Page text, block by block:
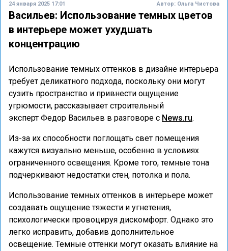
24 января 2025 17:01 Автор: Ольга Чистова
Васильев: Использование темных цветов
в интерьере может ухудшать
концентрацию
Использование темных оттенков в дизайне интерьера
требует деликатного подхода, поскольку они могут
сузить пространство и привнести ощущение
угрюмости, рассказывает строительный
эксперт Федор Васильев в разговоре с News.ru.
Из-за их способности поглощать свет помещения
кажутся визуально меньше, особенно в условиях
ограниченного освещения. Кроме того, темные тона
подчеркивают недостатки стен, потолка и пола.
Использование темных оттенков в интерьере может
создавать ощущение тяжести и угнетения,
психологически провоцируя дискомфорт. Однако это
легко исправить, добавив дополнительное
освещение. Темные оттенки могут оказать влияние на